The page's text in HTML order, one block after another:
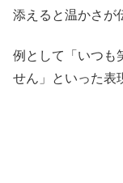
添えると温かさが
例として「いつも
せん」といった表